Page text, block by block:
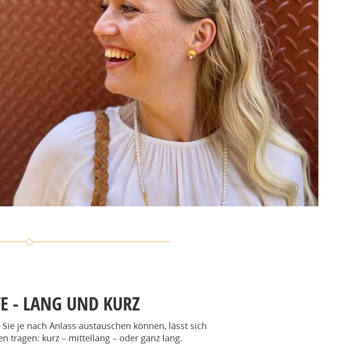
- LANG UND KURZ
je nach Anlass austauschen können, lässt sich
tragen: kurz – mittellang – oder ganz lang.